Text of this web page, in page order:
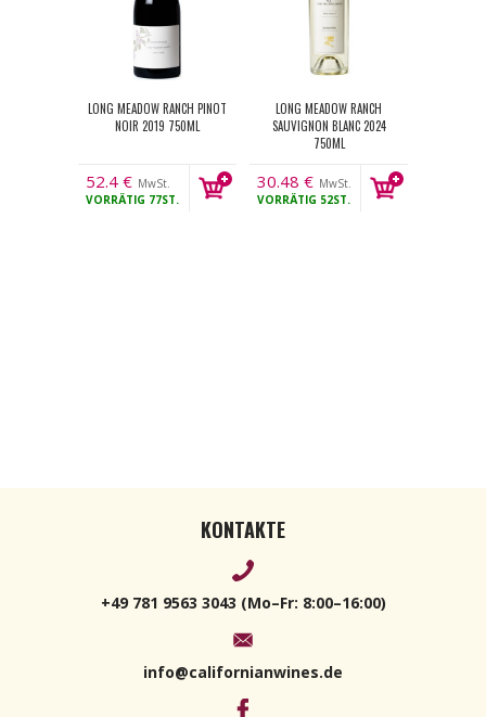
LONG MEADOW RANCH PINOT
NOIR 2019 750ML
52.4 € MwSt.
VORRÄTIG 77ST.
LONG MEADOW RANCH
SAUVIGNON BLANC 2024
750ML
30.48 € MwSt.
VORRÄTIG 52ST.
KONTAKTE
+49 781 9563 3043 (Mo–Fr: 8:00–16:00)
info@californianwines.de